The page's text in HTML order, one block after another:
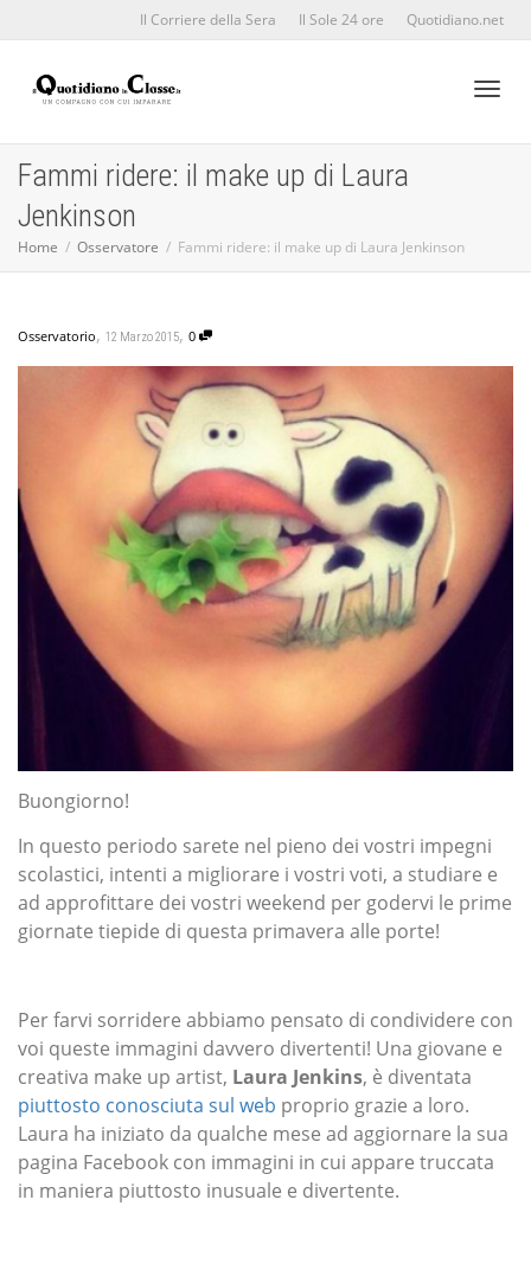
Il Corriere della Sera Il Sole 24 ore Quotidiano.net
Fammi ridere: il make up di Laura
Jenkinson
Home Osservatore Fammi ridere: il make up di Laura Jenkinson
Osservatorio, 12 Marzo 2015, 0
Buongiorno!
In questo periodo sarete nel pieno dei vostri impegni
scolastici, intenti a migliorare i vostri voti, a studiare e
ad approfittare dei vostri weekend per godervi le prime
giornate tiepide di questa primavera alle porte!
Per farvi sorridere abbiamo pensato di condividere con
voi queste immagini davvero divertenti! Una giovane e
creativa make up artist, Laura Jenkins, è diventata
piuttosto conosciuta sul web proprio grazie a loro.
Laura ha iniziato da qualche mese ad aggiornare la sua
pagina Facebook con immagini in cui appare truccata
in maniera piuttosto inusuale e divertente.